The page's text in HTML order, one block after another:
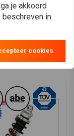
je akkoord
in
cookies